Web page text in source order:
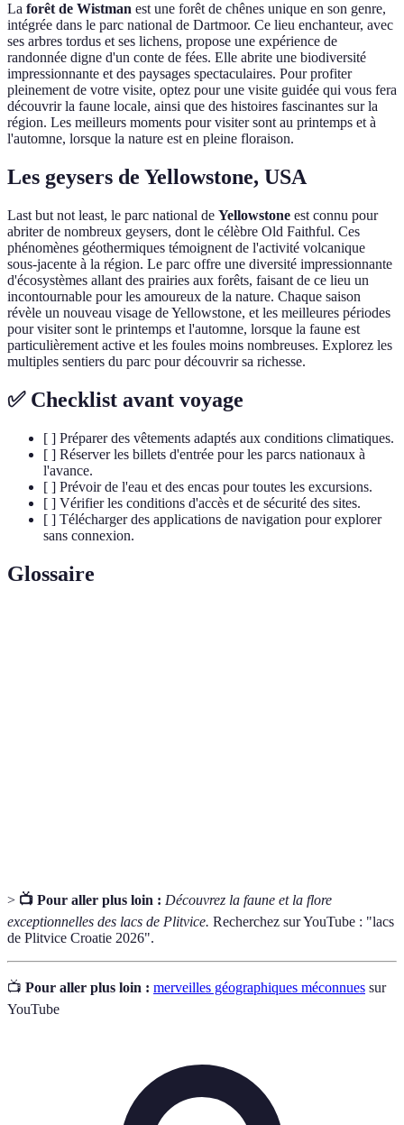
La forêt de Wistman est une forêt de chênes unique en son genre,
intégrée dans le parc national de Dartmoor. Ce lieu enchanteur, avec
ses arbres tordus et ses lichens, propose une expérience de
randonnée digne d'un conte de fées. Elle abrite une biodiversité
impressionnante et des paysages spectaculaires. Pour profiter
pleinement de votre visite, optez pour une visite guidée qui vous fera
découvrir la faune locale, ainsi que des histoires fascinantes sur la
région. Les meilleurs moments pour visiter sont au printemps et à
l'automne, lorsque la nature est en pleine floraison.
Les geysers de Yellowstone, USA
Last but not least, le parc national de Yellowstone est connu pour
abriter de nombreux geysers, dont le célèbre Old Faithful. Ces
phénomènes géothermiques témoignent de l'activité volcanique
sous-jacente à la région. Le parc offre une diversité impressionnante
d'écosystèmes allant des prairies aux forêts, faisant de ce lieu un
incontournable pour les amoureux de la nature. Chaque saison
révèle un nouveau visage de Yellowstone, et les meilleures périodes
pour visiter sont le printemps et l'automne, lorsque la faune est
particulièrement active et les foules moins nombreuses. Explorez les
multiples sentiers du parc pour découvrir sa richesse.
✅ Checklist avant voyage
[ ] Préparer des vêtements adaptés aux conditions climatiques.
[ ] Réserver les billets d'entrée pour les parcs nationaux à
l'avance.
[ ] Prévoir de l'eau et des encas pour toutes les excursions.
[ ] Vérifier les conditions d'accès et de sécurité des sites.
[ ] Télécharger des applications de navigation pour explorer
sans connexion.
Glossaire
> 📺 Pour aller plus loin : Découvrez la faune et la flore
exceptionnelles des lacs de Plitvice. Recherchez sur YouTube : "lacs
de Plitvice Croatie 2026".
📺 Pour aller plus loin : merveilles géographiques méconnues sur
YouTube